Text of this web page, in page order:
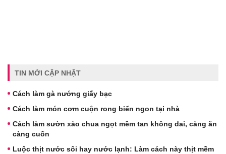
TIN MỚI CẬP NHẬT
Cách làm gà nướng giấy bạc
Cách làm món cơm cuộn rong biển ngon tại nhà
Cách làm sườn xào chua ngọt mềm tan không dai, càng ăn
càng cuốn
Luộc thịt nước sôi hay nước lạnh: Làm cách này thịt mềm